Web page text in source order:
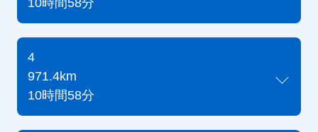
10時間58分
4
971.4km
10時間58分